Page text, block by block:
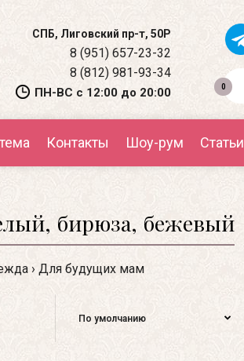
СПБ, Лиговский пр-т, 50Р
8 (951) 657-23-32
8 (812) 981-93-34
ПН-ВС с 12:00 до 20:00 0
Контакты Шоу-рум Статьи
бирюза, бежевый
Для будущих мам